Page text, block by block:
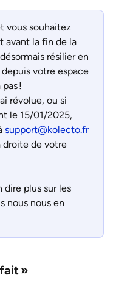
vous souhaitez
avant la fin de la
résilier en
votre espace
!
révolue, ou si
le 15/01/2025,
support@kolecto.fr
droite de votre
dire plus sur les
nous nous en
»